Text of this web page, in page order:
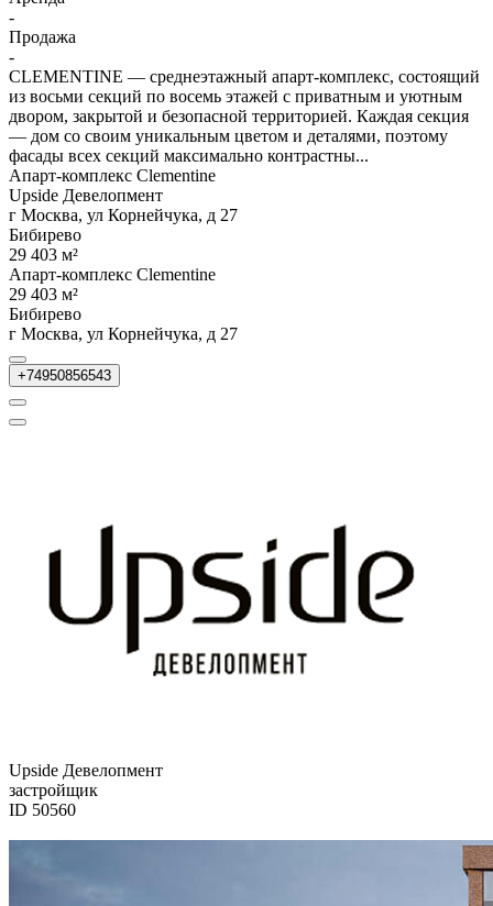
-
Продажа
-
CLEMENTINE — среднеэтажный апарт-комплекс, состоящий
из восьми секций по восемь этажей с приватным и уютным
двором, закрытой и безопасной территорией. Каждая секция
— дом со своим уникальным цветом и деталями, поэтому
фасады всех секций максимально контрастны...
Апарт-комплекс Clementine
Upside Девелопмент
г Москва, ул Корнейчука, д 27
Бибирево
29 403 м²
Апарт-комплекс Clementine
29 403 м²
Бибирево
г Москва, ул Корнейчука, д 27
+74950856543
Upside Девелопмент
застройщик
ID 50560